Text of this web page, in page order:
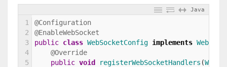
Java
1
2
3
4
5
@Configuration
@EnableWebSocket
public class WebSocketConfig implements
@Override
public void registerWebSocketHandlers (